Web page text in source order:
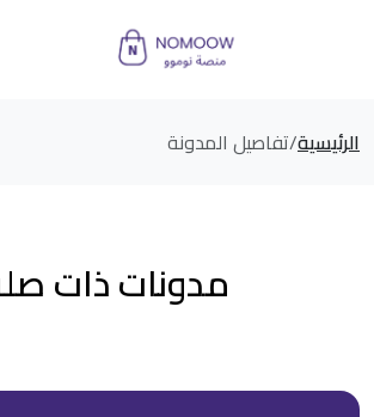
الرئيسية تفاصيل المدونة
مدونات ذات